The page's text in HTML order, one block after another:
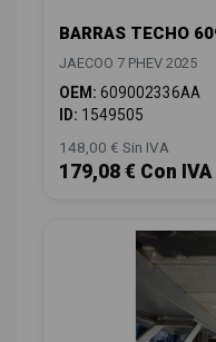
BARRAS TECHO
JAECOO 7 PHEV 2025
OEM: 609002336AA
ID: 1549505
148,00 € Sin IVA
179,08 € Con IVA